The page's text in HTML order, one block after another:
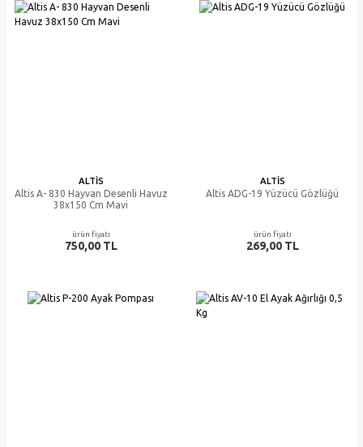
ALTIS
Altis A- 830 Hayvan Desenli Havuz
38x150 Cm Mavi
ürün fiyatı
750,00 TL
ALTIS
Altis ADG-19 Yüzücü Gözlüğü
ürün fiyatı
269,00 TL